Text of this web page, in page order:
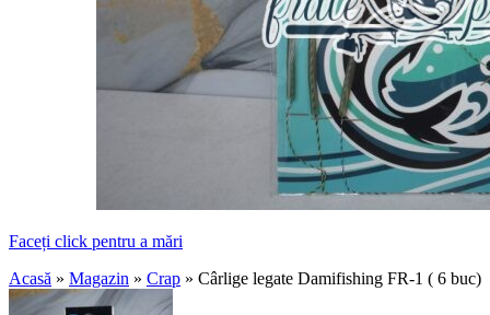
Faceți click pentru a mări
Acasă » Magazin » Crap » Cârlige legate Damifishing FR-1 ( 6 buc)